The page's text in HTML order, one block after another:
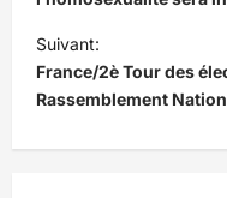
i
g
a
t
Suivant:
France/2è Tour des
Rassemblement